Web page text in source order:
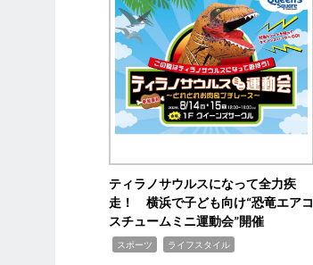
ティラノサウルスになって全力疾
走！ 横浜で子ども向け“恐竜エアコ
スチュームミニ運動会”開催
スポーツ ライフスタイル